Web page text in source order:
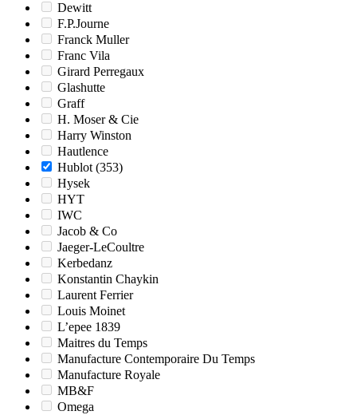
Dewitt
F.P.Journe
Franck Muller
Franc Vila
Girard Perregaux
Glashutte
Graff
H. Moser & Cie
Harry Winston
Hautlence
Hublot (353)
Hysek
HYT
IWC
Jacob & Co
Jaeger-LeCoultre
Kerbedanz
Konstantin Chaykin
Laurent Ferrier
Louis Moinet
L’epee 1839
Maitres du Temps
Manufacture Contemporaire Du Temps
Manufacture Royale
MB&F
Omega